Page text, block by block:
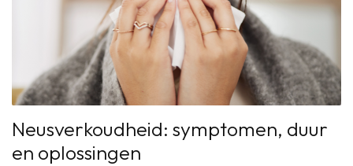
Neusverkoudheid: symptomen, duur
en oplossingen